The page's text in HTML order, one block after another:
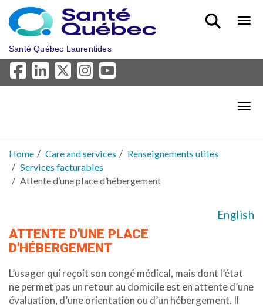
Skip to main content
Santé Québec Laurentides
Home Care and services
Renseignements utiles
Services facturables
Attente d’une place d’hébergement
English
ATTENTE D'UNE PLACE
D'HÉBERGEMENT
L’usager qui reçoit son congé médical, mais dont l’état
ne permet pas un retour au domicile est en attente d’une
évaluation, d’une orientation ou d’un hébergement. Il